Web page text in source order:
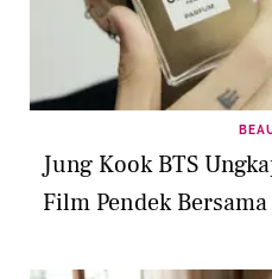
Jung Kook BTS
Film Pendek